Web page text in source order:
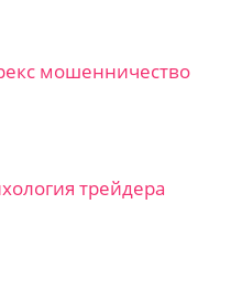
мошенничество
трейдера